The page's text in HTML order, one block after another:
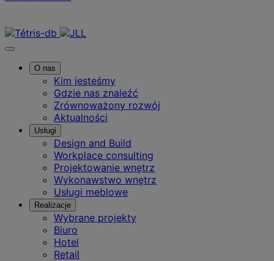
O nas
Kim jesteśmy
Gdzie nas znaleźć
Zrównoważony rozwój
Aktualności
Usługi
Design and Build
Workplace consulting
Projektowanie wnętrz
Wykonawstwo wnętrz
Usługi meblowe
Realizacje
Wybrane projekty
Biuro
Hotel
Retail